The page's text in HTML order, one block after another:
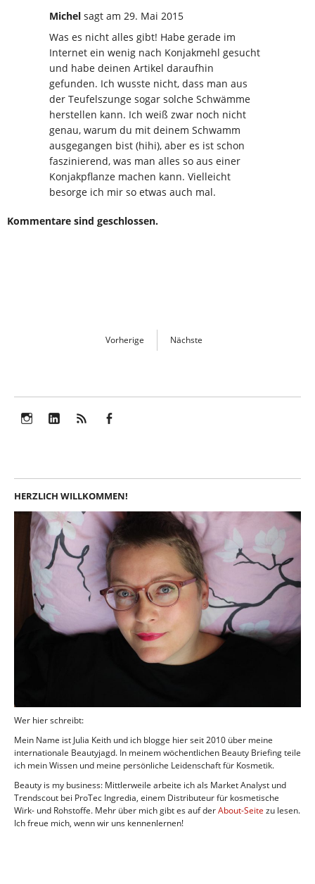
Michel sagt am 29. Mai 2015
Was es nicht alles gibt! Habe gerade im
Internet ein wenig nach Konjakmehl gesucht
und habe deinen Artikel daraufhin
gefunden. Ich wusste nicht, dass man aus
der Teufelszunge sogar solche Schwämme
herstellen kann. Ich weiß zwar noch nicht
genau, warum du mit deinem Schwamm
ausgegangen bist (hihi), aber es ist schon
faszinierend, was man alles so aus einer
Konjakpflanze machen kann. Vielleicht
besorge ich mir so etwas auch mal.
Kommentare sind geschlossen.
Vorherige Nächste
HERZLICH WILLKOMMEN!
Wer hier schreibt:
Mein Name ist Julia Keith und ich blogge hier seit 2010 über meine
internationale Beautyjagd. In meinem wöchentlichen Beauty Briefing teile
ich mein Wissen und meine persönliche Leidenschaft für Kosmetik.
Beauty is my business: Mittlerweile arbeite ich als Market Analyst und
Trendscout bei ProTec Ingredia, einem Distributeur für kosmetische
Wirk- und Rohstoffe. Mehr über mich gibt es auf derAbout-Seite zu lesen.
Ich freue mich, wenn wir uns kennenlernen!